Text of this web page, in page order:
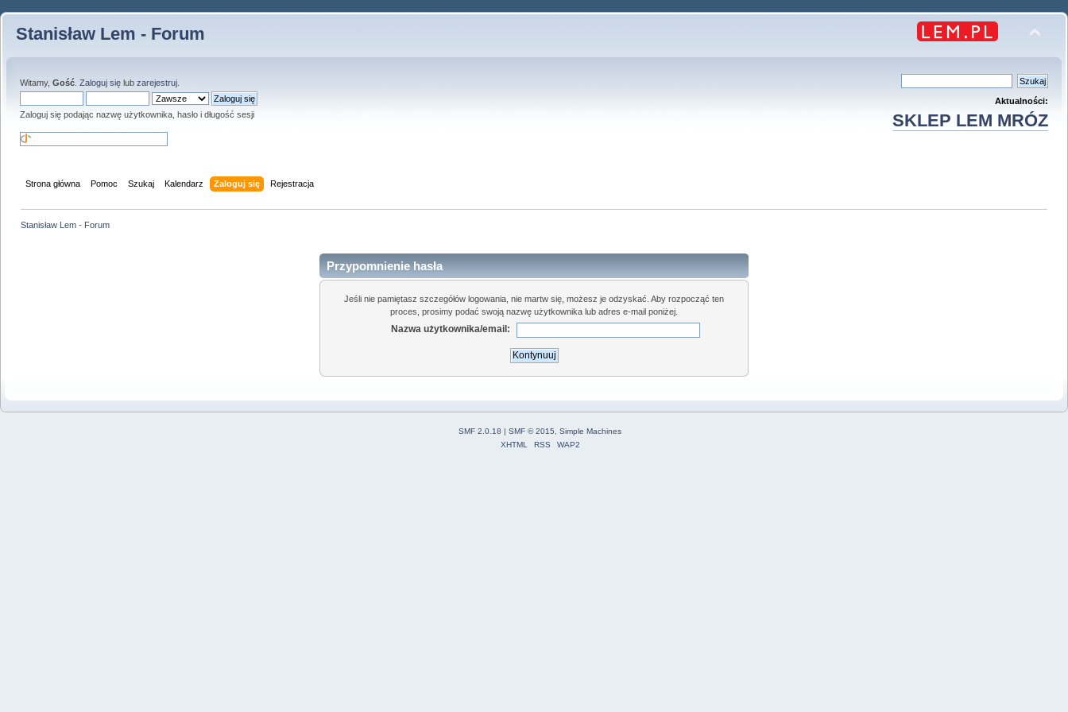
Stanisław Lem - Forum
Witamy, Gość Zaloguj się lub zarejestruj
Zaloguj się podając nazwę użytkownika, hasło i długość sesji
Aktualności:
SKLEP LEM MRÓZ
Strona główna Pomoc Szukaj Kalendarz Zaloguj się Rejestracja
Stanisław Lem - Forum
Przypomnienie hasła
Jeśli nie pamiętasz szczegółów logowania, nie martw się, możesz je odzyskać. Aby rozpocząć ten
proces, prosimy podać swoją nazwę użytkownika lub adres e-mail poniżej.
Nazwa użytkownika/email:
SMF 2.0.18 | SMF © 2015
Simple Machines
XHTML
RSS WAP2